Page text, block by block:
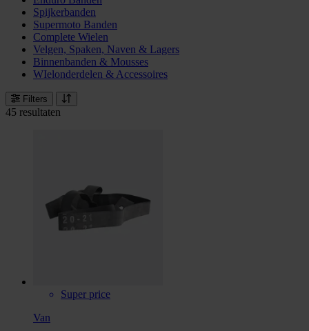
Spijkerbanden
Supermoto Banden
Complete Wielen
Velgen, Spaken, Naven & Lagers
Binnenbanden & Mousses
WIelonderdelen & Accessoires
Filters
45 resultaten
Super price
Van